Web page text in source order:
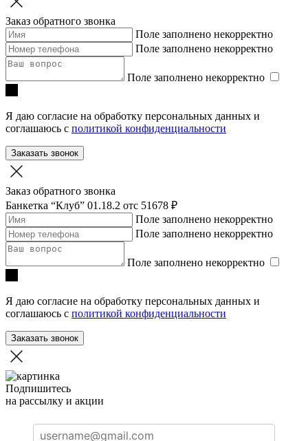
Заказ обратного звонка
Поле заполнено некорректно
Поле заполнено некорректно
Поле заполнено некорректно
Я даю согласие на обработку персональных данных и
соглашаюсь с политикой конфиденциальности
Заказать звонок
Заказ обратного звонка
Банкетка “Клуб” 01.18.2 отc 51678 ₽
Поле заполнено некорректно
Поле заполнено некорректно
Поле заполнено некорректно
Я даю согласие на обработку персональных данных и
соглашаюсь с политикой конфиденциальности
Заказать звонок
Подпишитесь
на рассылку и акции